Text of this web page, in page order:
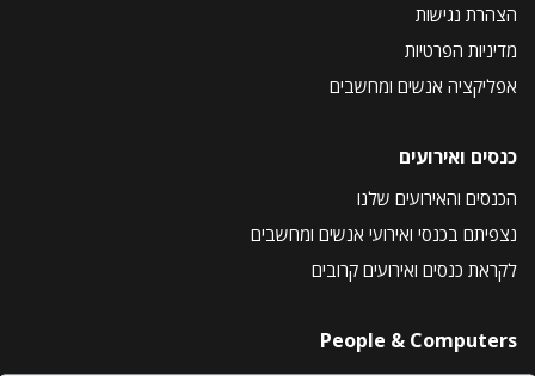
הצהרת נגישות
מדיניות הפרטיות
אפליקציה אנשים ומחשבים
כנסים ואירועים
הכנסים והאירועים שלנו
נצפיתם בכנסי ואירועי אנשים ומחשבים
לקראת כנסים ואירועים קרובים
People & Computers